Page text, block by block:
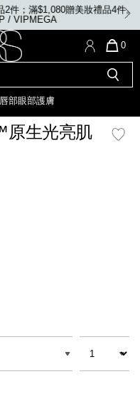
$1,080贈美妝禮品4件。優惠
0
唇部眼部護膚
光
原
光
原生光亮肌
數量